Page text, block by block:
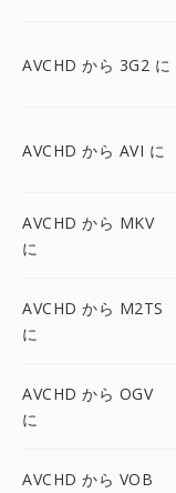
AVCHD から 3G2 に
AVCHD から AVI に
AVCHD から MKV
に
AVCHD から M2TS
に
AVCHD から OGV
に
AVCHD から VOB